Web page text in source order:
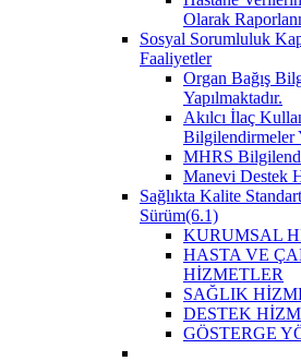
Olarak
Sosyal Sorumluluk
Faaliyetler
Organ Bağış
Yapılmaktadır.
Akılcı İlaç
Bilgilendirmeler
MHRS
Manevi Destek
Sağlıkta Kalite
Sürüm(6.1)
KURUMSAL
HASTA VE
HİZMETLER
SAĞLIK
DESTEK
GÖSTERGE